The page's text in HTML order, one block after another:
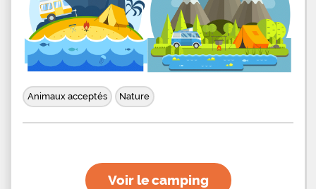
Animaux acceptés Nature
Voir le camping